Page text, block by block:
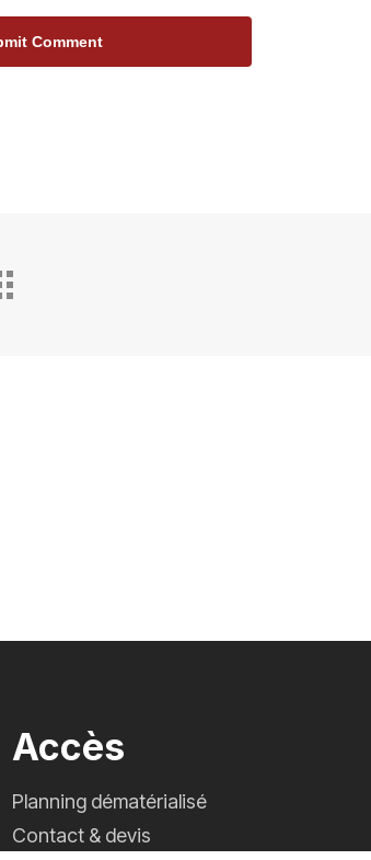
Accès
Planning dématérialisé
Contact & devis